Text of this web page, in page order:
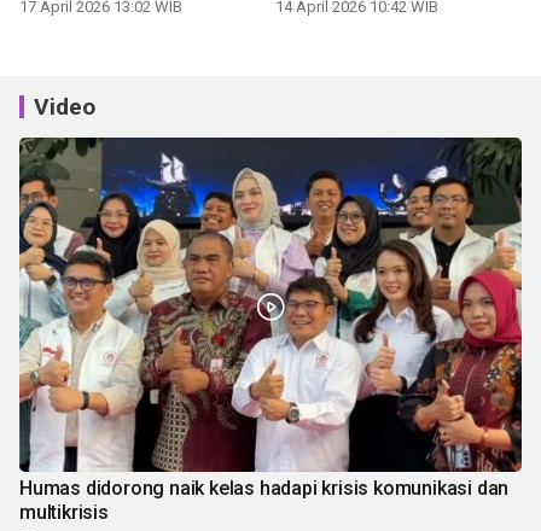
17 April 2026 13:02 WIB 14 April 2026 10:42 WIB
Video
Humas didorong naik kelas hadapi krisis komunikasi dan
multikrisis